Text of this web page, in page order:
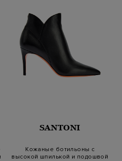
SANTONI
Кожаные ботильоны с
высокой шпилькой и подошвой